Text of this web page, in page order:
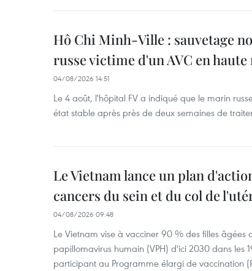
Hô Chi Minh-Ville : sauvetage
russe victime d'un AVC en
04/08/2026 14:51
Le 4 août, l'hôpital FV a indiqué que le marin
état stable après près de deux semaines de
Le Vietnam lance un plan
cancers du sein et du col de
04/08/2026 09:48
Le Vietnam vise à vacciner 90 % des filles âgées
papillomavirus humain (VPH) d'ici 2030 dans les
participant au Programme élargi de vaccination